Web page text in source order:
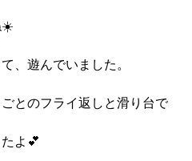
☀️
、遊んでいました。
とのフライ返しと滑り台で
よ💕